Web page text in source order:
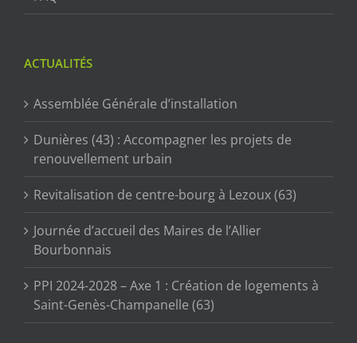
ACTUALITÉS
Assemblée Générale d’installation
Dunières (43) : Accompagner les projets de
renouvellement urbain
Revitalisation de centre-bourg à Lezoux (63)
Journée d’accueil des Maires de l’Allier
Bourbonnais
PPI 2024-2028 – Axe 1 : Création de logements à
Saint-Genès-Champanelle (63)